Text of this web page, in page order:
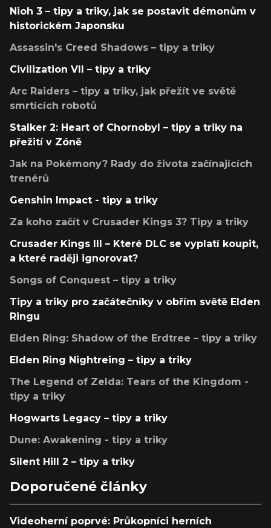
Nioh 3 – tipy a triky, jak se postavit démonům v
historickém Japonsku
Assassin's Creed Shadows – tipy a triky
Civilization VII – tipy a triky
Arc Raiders – tipy a triky, jak přežít ve světě
smrtících robotů
Stalker 2: Heart of Chornobyl – tipy a triky na
přežití v Zóně
Jak na Pokémony? Rady do života začínajících
trenérů
Genshin Impact - tipy a triky
Za koho začít v Crusader Kings 3? Tipy a triky
Crusader Kings III – Které DLC se vyplatí koupit,
a které raději ignorovat?
Songs of Conquest – tipy a triky
Tipy a triky pro začátečníky v obřím světě Elden
Ringu
Elden Ring: Shadow of the Erdtree – tipy a triky
Elden Ring Nightreing – tipy a triky
The Legend of Zelda: Tears of the Kingdom -
tipy a triky
Hogwarts Legacy – tipy a triky
Dune: Awakening - tipy a triky
Silent Hill 2 – tipy a triky
Doporučené články
Videoherní poprvé: Průkopníci herních